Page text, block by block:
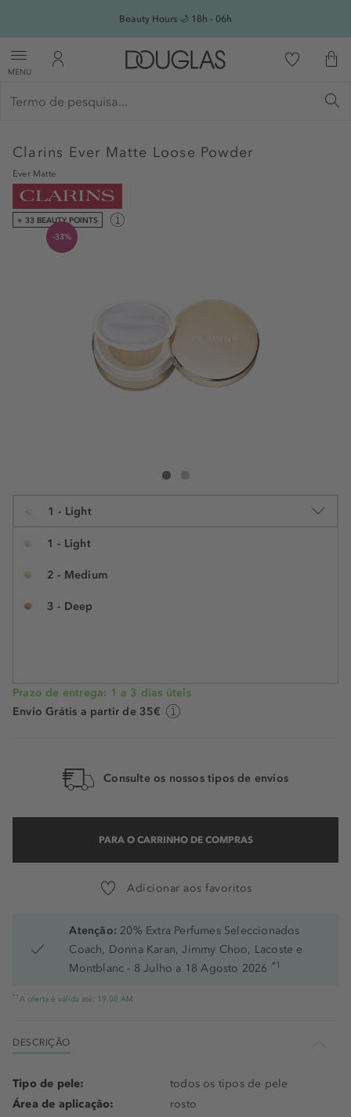
Beauty Hours 🌙 18h - 06h
MENU
Clarins Ever Matte Loose Powder
Ever Matte
+ 33 BEAUTY POINTS
-33%
Clarins Ever Matte Loose Powder
% 1 - Light
1 - Light
2 - Medium
3 - Deep
15 g
Prazo de entrega: 1 a 3 dias úteis
Envio Grátis a partir de 35€
Consulte os nossos tipos de envios
PARA O CARRINHO DE COMPRAS
Adicionar aos favoritos
Atenção: 20% Extra Perfumes Seleccionados
Coach, Donna Karan, Jimmy Choo, Lacoste e
Montblanc - 8 Julho a 18 Agosto 2026 *1
*1 A oferta é válida até: 19.08.AM
DESCRIÇÃO
Tipo de pele:
todos os tipos de pele
Área de aplicação:
rosto